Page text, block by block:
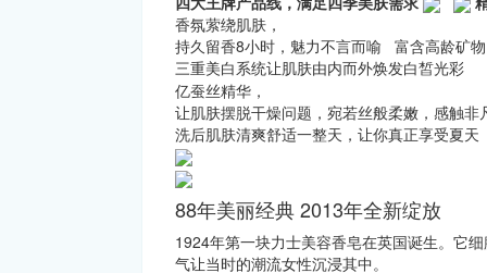
香氛萦绕肌肤，
持久留香8小时，魅力不言而喻 富含高龄矿
三重美白系统让肌肤由内而外焕发白皙光
亿蚕丝精华，
让肌肤摆脱干燥问题，宛若丝般柔嫩，感触
洗后肌肤清爽舒适一整天，让你真正享受夏天
88年美丽经典 2013年全新绽放
1924年第一块力士美容香皂在英国诞生。它
气让当时的潮流女性沉浸其中。